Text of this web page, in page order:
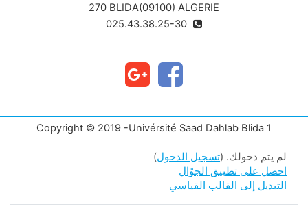
270 BLIDA(09100) ALGERIE
Copyright © 2019 -Univérsité Saad Dahlab Blida 1
لم يتم دخولك. (تسجيل الدخول)
احصل على تطبيق الجوّال
التبديل إلى القالب القياسي